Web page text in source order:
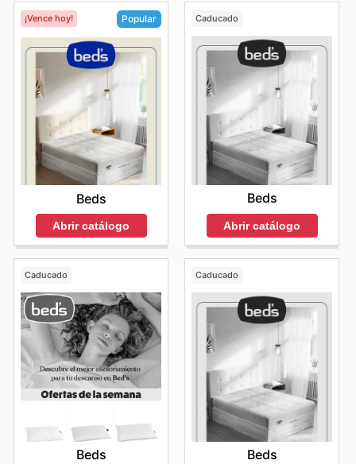
¡Vence hoy! Popular
Beds
Abrir catálogo
Caducado
Beds
Abrir catálogo
Caducado
Beds
Caducado
Beds